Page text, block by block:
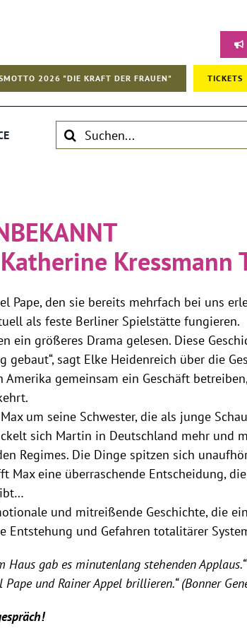
2026 "DIE KRAFT DER FRAUEN" TICKETS
Suche
nach:
Kressmann
Pape, den sie bereits mehrfach bei uns
als feste Berliner Spielstätte fungieren.
ein größeres Drama gelesen. Diese
sagt Elke Heidenreich über die
Amerika gemeinsam ein Geschäft
um seine Schwester, die als junge
sich Martin in Deutschland mehr und
Regimes. Die Dinge spitzen sich
Max eine überraschende Entscheidung,
und mitreißende Geschichte, die
Entstehung und Gefahren totalitärer
gab es minutenlang stehenden
und Rainer Appel brillieren.“ (Bonner